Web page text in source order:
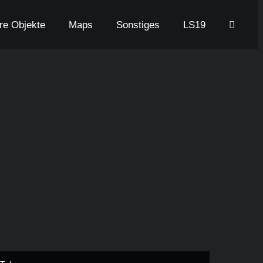
Objekte Maps Sonstiges LS19